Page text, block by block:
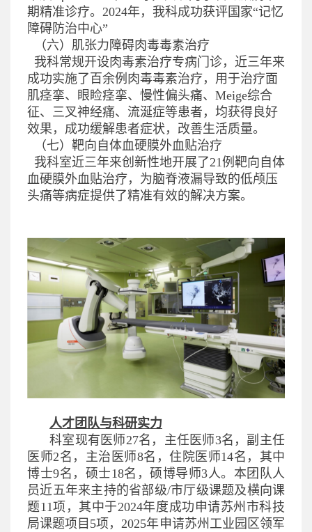
期精准诊疗。 2024年，我科成功获评国家“记忆
障碍防治中心”
（六）肌张力障碍肉毒毒素治疗
我科常规开设肉毒素治疗专病门诊，近三年来
成功实施了百余例肉毒毒素治疗，用于治疗面
肌痉挛、眼睑痉挛、慢性偏头痛、 Meige综合
征、三叉神经痛、流涎症等患者，均获得良好
效果，成功缓解患者症状，改善生活质量。
（七）靶向自体血硬膜外血贴治疗
我科室近三年来创新性地开展了21例靶向自体
血硬膜外血贴治疗，为脑脊液漏导致的低颅压
头痛等病症提供了精准有效的解决方案。
人才团队与科研实力
科室现有医师27名，主任医师3名，副主任
医师2名，主治医师8名，住院医师14名，其中
博士9名，硕士18名，硕博导师3人。本团队人
员近五年来主持的省部级/市厅级课题及横向课
题11项，其中于2024年度成功申请苏州市科技
局课题项目5项，2025年申请苏州工业园区领军